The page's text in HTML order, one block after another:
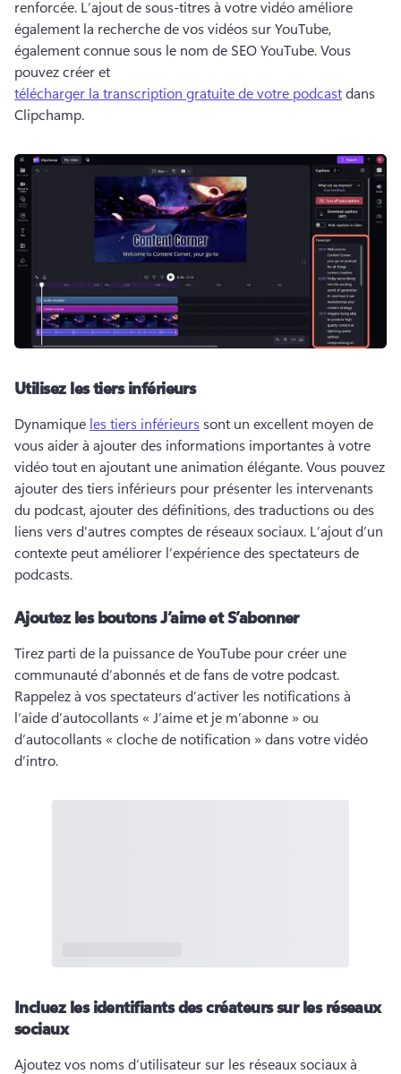
renforcée. L’ajout de sous-titres à votre vidéo améliore
également la recherche de vos vidéos sur YouTube,
également connue sous le nom de SEO YouTube. Vous
pouvez créer et
télécharger la transcription gratuite de votre podcast dans
Clipchamp.
Utilisez les tiers inférieurs
Dynamique les tiers inférieurs sont un excellent moyen de
vous aider à ajouter des informations importantes à votre
vidéo tout en ajoutant une animation élégante. Vous pouvez
ajouter des tiers inférieurs pour présenter les intervenants
du podcast, ajouter des définitions, des traductions ou des
liens vers d'autres comptes de réseaux sociaux. L’ajout d’un
contexte peut améliorer l’expérience des spectateurs de
podcasts.
Ajoutez les boutons J’aime et S’abonner
Tirez parti de la puissance de YouTube pour créer une
Rappelez à vos spectateurs d’activer les notifications à
l’aide d’autocollants « J’aime et je m’abonne » ou
d’autocollants « cloche de notification » dans votre vidéo
d’intro.
Incluez les identifiants des créateurs sur les réseaux
sociaux
Ajoutez vos noms d’utilisateur sur les réseaux sociaux à